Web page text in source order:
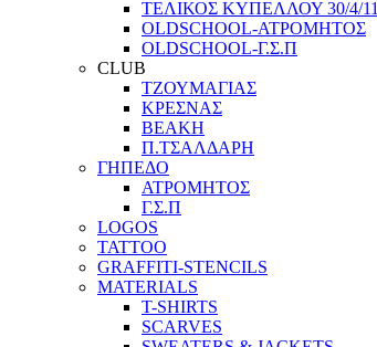
ΤΕΛΙΚΟΣ ΚΥΠΕΛΛΟΥ 30/4/11
OLDSCHOOL-ΑΤΡΟΜΗΤΟΣ
OLDSCHOOL-Γ.Σ.Π
CLUB
ΤΖΟΥΜΑΓΙΑΣ
ΚΡΕΣΝΑΣ
ΒΕΑΚΗ
Π.ΤΣΑΛΔΑΡΗ
ΓΗΠΕΔΟ
ΑΤΡΟΜΗΤΟΣ
Γ.Σ.Π
LOGOS
TATTOO
GRAFFITI-STENCILS
MATERIALS
T-SHIRTS
SCARVES